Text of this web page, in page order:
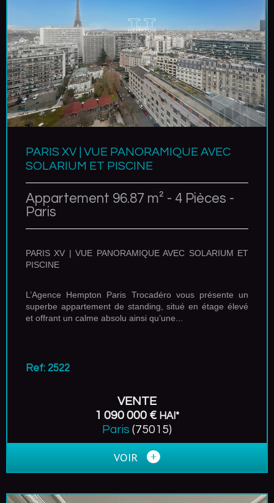
PARIS XV | VUE PANORAMIQUE AVEC
SOLARIUM ET PISCINE
Appartement 96.87 m² - 4 Pièces -
Paris
PARIS XV | VUE PANORAMIQUE AVEC SOLARIUM ET
PISCINE
L’Agence Hempton Paris Trocadéro vous présente un
superbe appartement de standing, situé en étage élevé
et offrant un calme absolu ainsi qu’une...
Ref: 2522
VENTE
1 090 000 € HAI*
Paris (75015)
VOIR